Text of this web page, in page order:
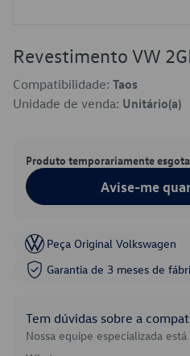
Revestimento VW
Compatibilidade: Taos
Unidade de venda: Unitário(a)
Produto temporariamente
Avise-me
Peça Original Volkswagen
Garantia de 3 meses de
Tem dúvidas sobre a
Nossa equipe especializada